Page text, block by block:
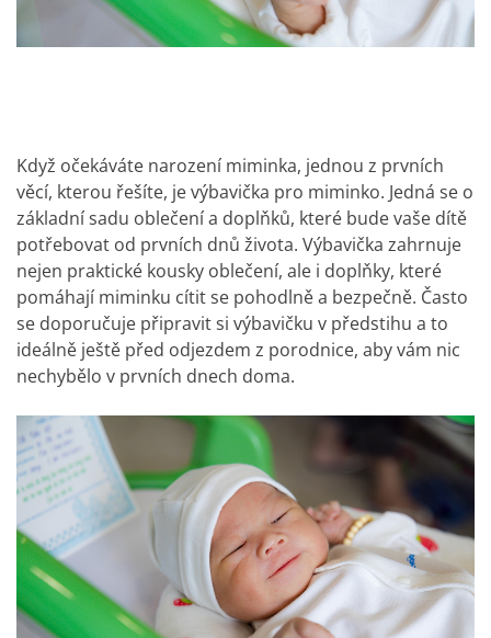
Když očekáváte narození miminka, jednou z prvních
věcí, kterou řešíte, je výbavička pro miminko. Jedná se o
základní sadu oblečení a doplňků, které bude vaše dítě
potřebovat od prvních dnů života. Výbavička zahrnuje
nejen praktické kousky oblečení, ale i doplňky, které
pomáhají miminku cítit se pohodlně a bezpečně. Často
se doporučuje připravit si výbavičku v předstihu a to
ideálně ještě před odjezdem z porodnice, aby vám nic
nechybělo v prvních dnech doma.